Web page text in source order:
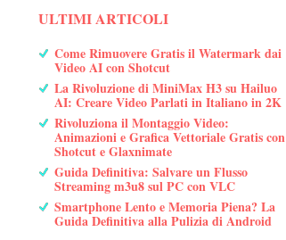
ULTIMI ARTICOLI
Come Rimuovere Gratis il Watermark dai
Video AI con Shotcut
La Rivoluzione di MiniMax H3 su Hailuo
AI: Creare Video Parlati in Italiano in 2K
Rivoluziona il Montaggio Video:
Animazioni e Grafica Vettoriale Gratis con
Shotcut e Glaxnimate
Guida Definitiva: Salvare un Flusso
Streaming m3u8 sul PC con VLC
Smartphone Lento e Memoria Piena? La
Guida Definitiva alla Pulizia di Android